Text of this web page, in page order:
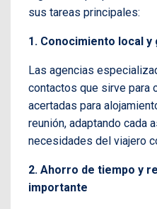
sus tareas principales:
1. Conocimiento local y
Las agencias
contactos que sirve para
acertadas para
reunión, adaptando cada
necesidades del viajero
2. Ahorro de tiempo y
importante